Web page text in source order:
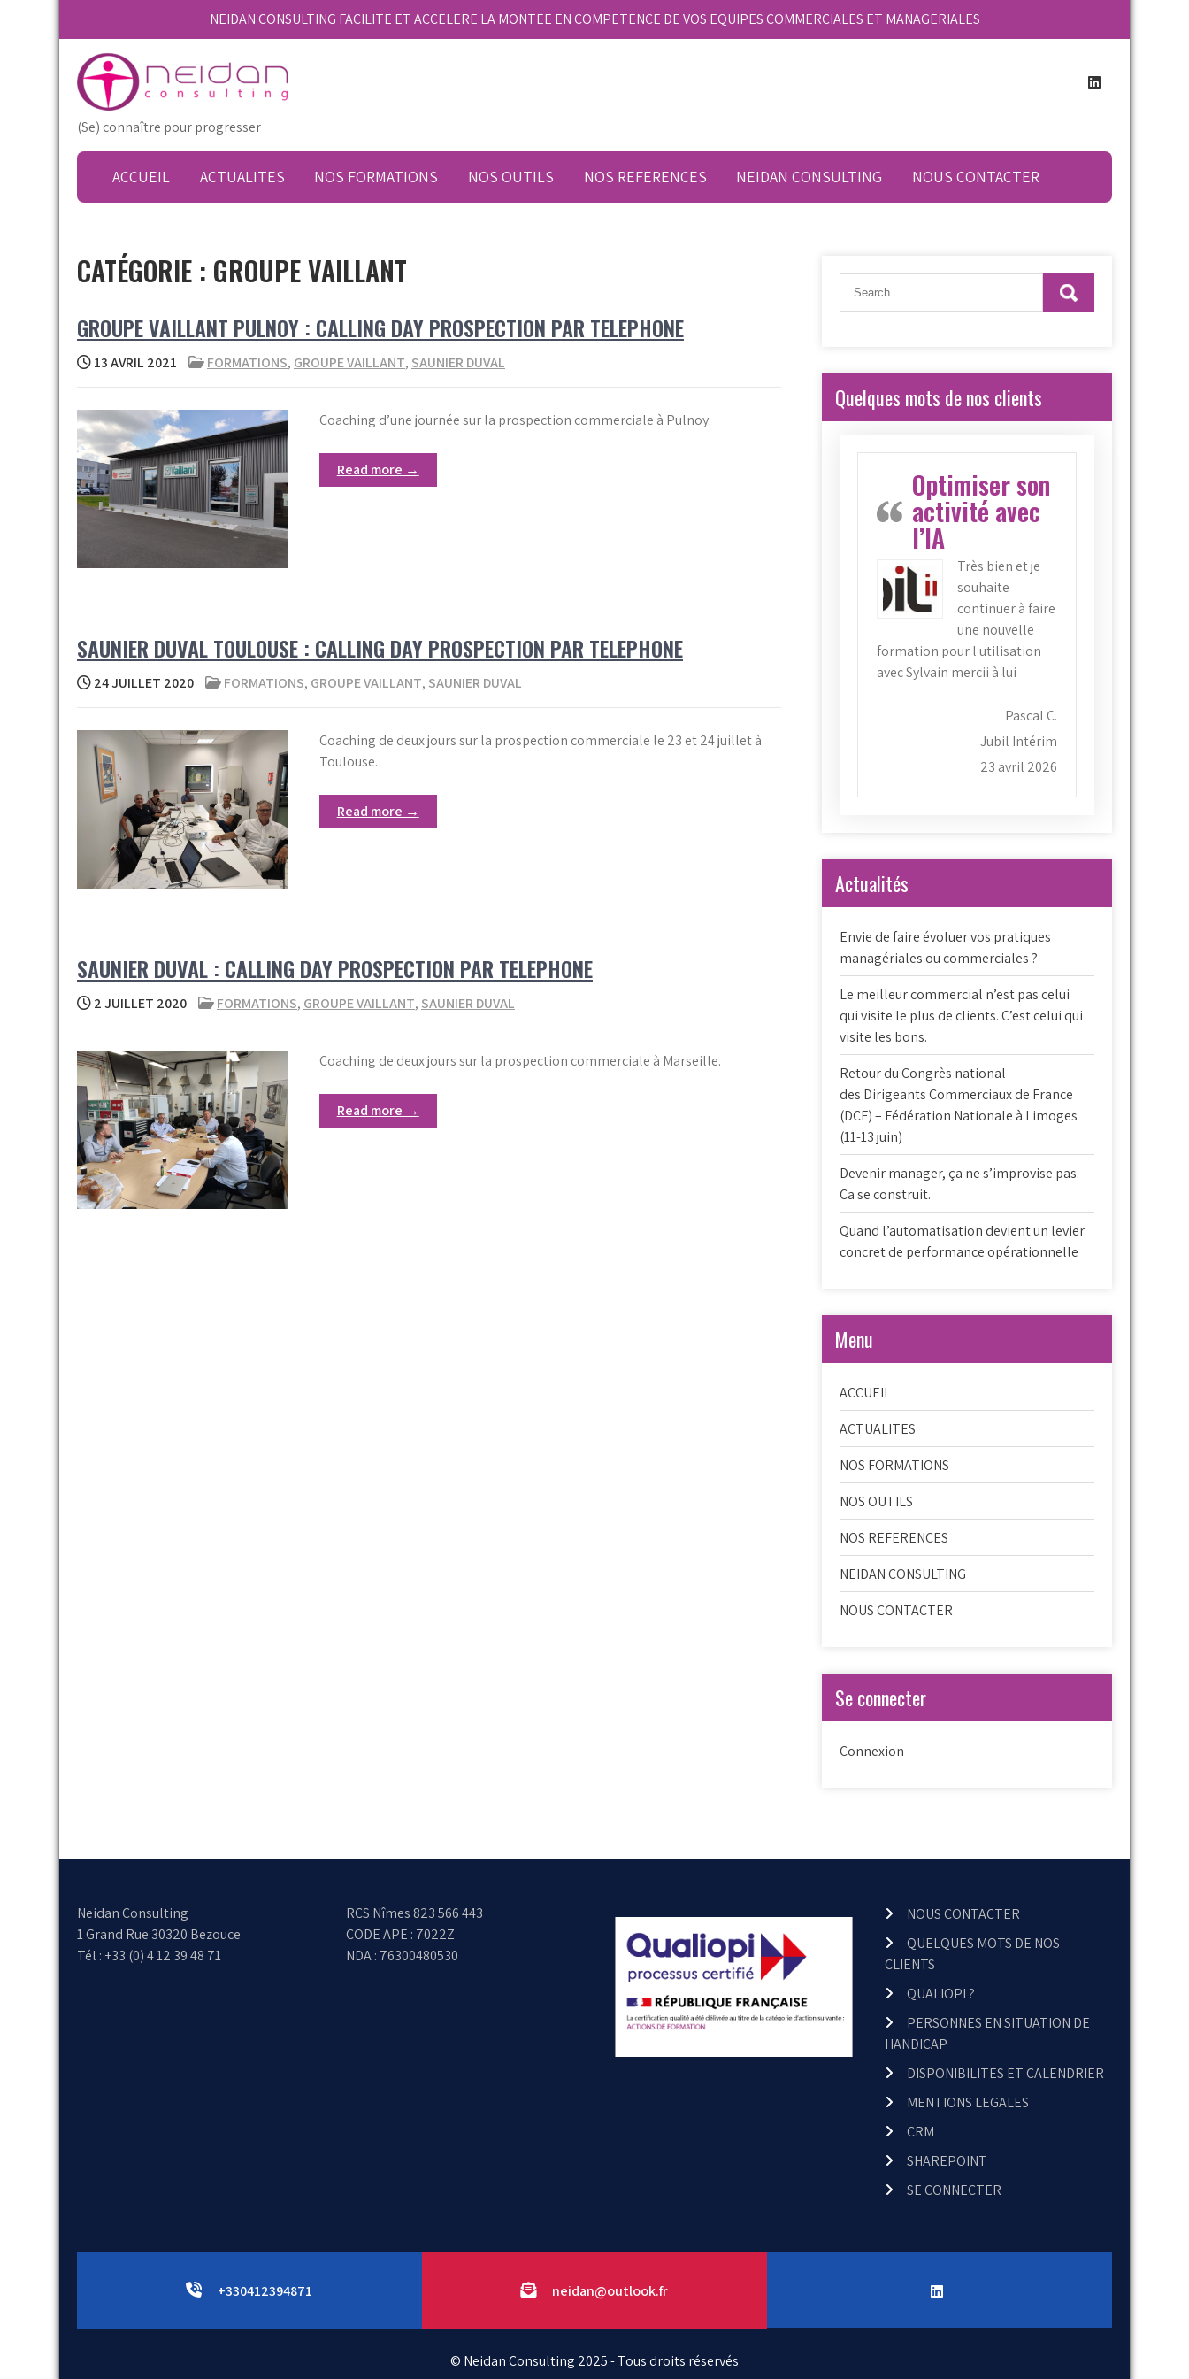
NEIDAN CONSULTING FACILITE ET ACCELERE LA MONTEE EN COMPETENCE DE VOS EQUIPES COMMERCIALES ET MANAGERIALES
(Se) connaître pour progresser
ACCUEIL ACTUALITES NOS FORMATIONS NOS OUTILS NOS REFERENCES NEIDAN CONSULTING NOUS CONTACTER
CATÉGORIE : GROUPE VAILLANT
GROUPE VAILLANT PULNOY : CALLING DAY PROSPECTION PAR TELEPHONE
13 AVRIL 2021 FORMATIONS, GROUPE VAILLANT, SAUNIER DUVAL
Coaching d’une journée sur la prospection commerciale à Pulnoy.
Read more →
SAUNIER DUVAL TOULOUSE : CALLING DAY PROSPECTION PAR TELEPHONE
24 JUILLET 2020 FORMATIONS, GROUPE VAILLANT, SAUNIER DUVAL
Coaching de deux jours sur la prospection commerciale le 23 et 24 juillet à
Toulouse.
Read more →
SAUNIER DUVAL : CALLING DAY PROSPECTION PAR TELEPHONE
2 JUILLET 2020 FORMATIONS, GROUPE VAILLANT, SAUNIER DUVAL
Coaching de deux jours sur la prospection commerciale à Marseille.
Read more →
Quelques mots de nos clients
Optimiser son
activité avec
l’IA
Très bien et je
souhaite
continuer à faire
une nouvelle
formation pour l utilisation
avec Sylvain mercii à lui
Pascal C.
Jubil Intérim
23 avril 2026
Actualités
Envie de faire évoluer vos pratiques
managériales ou commerciales ?
Le meilleur commercial n’est pas celui
qui visite le plus de clients. C’est celui qui
visite les bons.
Retour du Congrès national
des Dirigeants Commerciaux de France
(DCF) – Fédération Nationale à Limoges
(11-13 juin)
Devenir manager, ça ne s’improvise pas.
Ca se construit.
Quand l’automatisation devient un levier
concret de performance opérationnelle
Menu
ACCUEIL
ACTUALITES
NOS FORMATIONS
NOS OUTILS
NOS REFERENCES
NEIDAN CONSULTING
NOUS CONTACTER
Se connecter
Connexion
Neidan Consulting
1 Grand Rue 30320 Bezouce
Tél : +33 (0) 4 12 39 48 71
RCS Nîmes 823 566 443
CODE APE : 7022Z
NDA : 76300480530
NOUS CONTACTER
QUELQUES MOTS DE NOS
CLIENTS
QUALIOPI ?
PERSONNES EN SITUATION DE
HANDICAP
DISPONIBILITES ET CALENDRIER
MENTIONS LEGALES
CRM
SHAREPOINT
SE CONNECTER
+330412394871 neidan@outlook.fr
© Neidan Consulting 2025 - Tous droits réservés